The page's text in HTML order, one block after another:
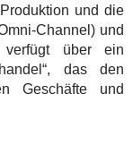
und die
Channel) und
verfügt über ein
das den
Geschäfte und